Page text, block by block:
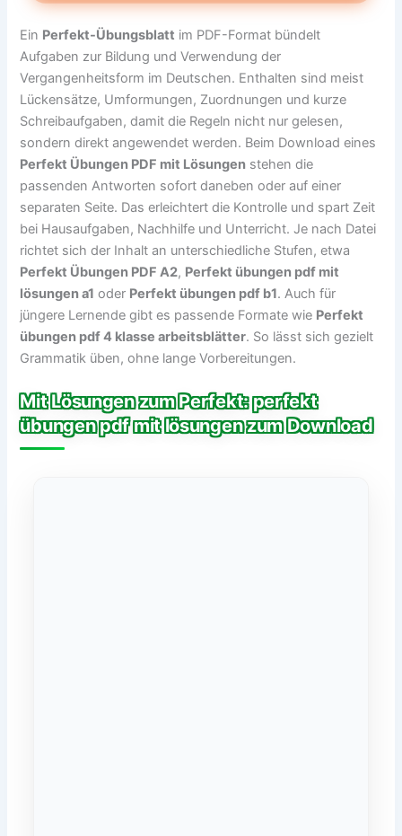
Ein Perfekt-Übungsblatt im PDF-Format bündelt
Aufgaben zur Bildung und Verwendung der
Vergangenheitsform im Deutschen. Enthalten sind meist
Lückensätze, Umformungen, Zuordnungen und kurze
Schreibaufgaben, damit die Regeln nicht nur gelesen,
sondern direkt angewendet werden. Beim Download eines
Perfekt Übungen PDF mit Lösungen stehen die
passenden Antworten sofort daneben oder auf einer
separaten Seite. Das erleichtert die Kontrolle und spart Zeit
bei Hausaufgaben, Nachhilfe und Unterricht. Je nach Datei
richtet sich der Inhalt an unterschiedliche Stufen, etwa
Perfekt Übungen PDF A2, Perfekt übungen pdf mit
lösungen a1 oder Perfekt übungen pdf b1. Auch für
jüngere Lernende gibt es passende Formate wie Perfekt
übungen pdf 4 klasse arbeitsblätter. So lässt sich gezielt
Grammatik üben, ohne lange Vorbereitungen.
Mit Lösungen zum Perfekt: perfekt
übungen pdf mit lösungen zum Download